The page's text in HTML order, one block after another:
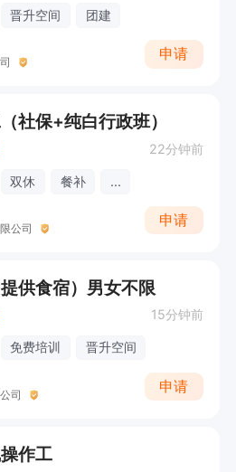
晋升空间 团建
申请
社保+纯白行政班）
22分钟前
双休 餐补 ...
公司
申请
供食宿）男女不限
15分钟前
免费培训 晋升空间
司
申请
作工